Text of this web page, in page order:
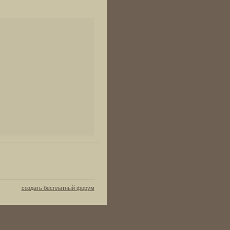
создать бесплатный форум